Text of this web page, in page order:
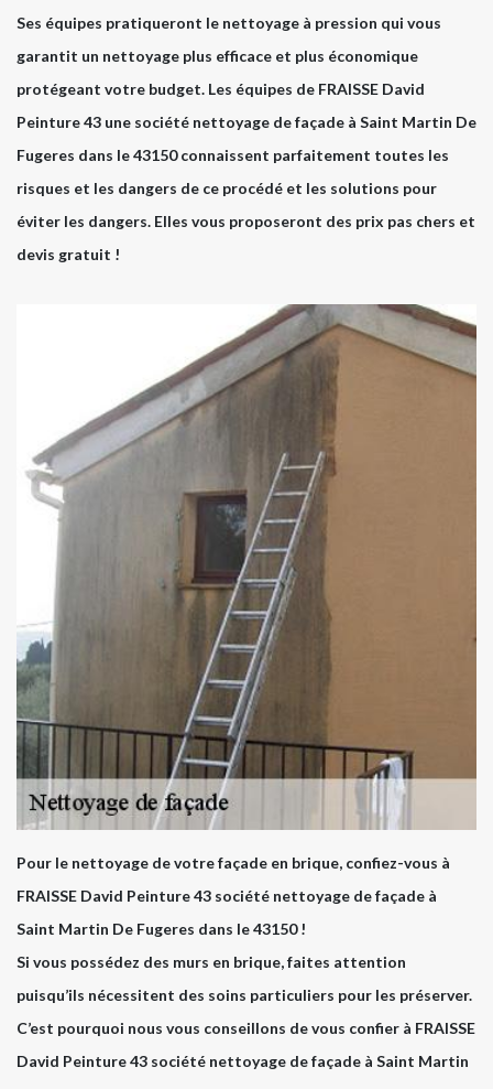
Ses équipes pratiqueront le nettoyage à pression qui vous
garantit un nettoyage plus efficace et plus économique
protégeant votre budget. Les équipes de FRAISSE David
Peinture 43 une société nettoyage de façade à Saint Martin De
Fugeres dans le 43150 connaissent parfaitement toutes les
risques et les dangers de ce procédé et les solutions pour
éviter les dangers. Elles vous proposeront des prix pas chers et
devis gratuit !
Pour le nettoyage de votre façade en brique, confiez-vous à
FRAISSE David Peinture 43 société nettoyage de façade à
Saint Martin De Fugeres dans le 43150 !
Si vous possédez des murs en brique, faites attention
puisqu’ils nécessitent des soins particuliers pour les préserver.
C’est pourquoi nous vous conseillons de vous confier à FRAISSE
David Peinture 43 société nettoyage de façade à Saint Martin